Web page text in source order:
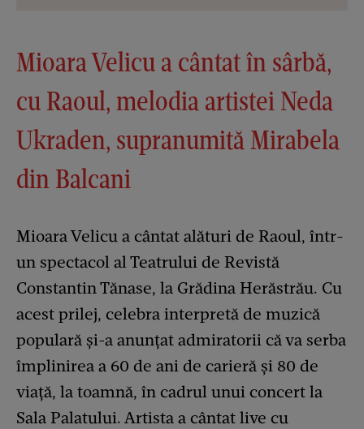
Mioara Velicu a cântat în sârbă,
cu Raoul, melodia artistei Neda
Ukraden, supranumită Mirabela
din Balcani
Mioara Velicu a cântat alături de Raoul, într-
un spectacol al Teatrului de Revistă
Constantin Tănase, la Grădina Herăstrău. Cu
acest prilej, celebra interpretă de muzică
populară și-a anunțat admiratorii că va serba
împlinirea a 60 de ani de carieră și 80 de
viață, la toamnă, în cadrul unui concert la
Sala Palatului. Artista a cântat live cu